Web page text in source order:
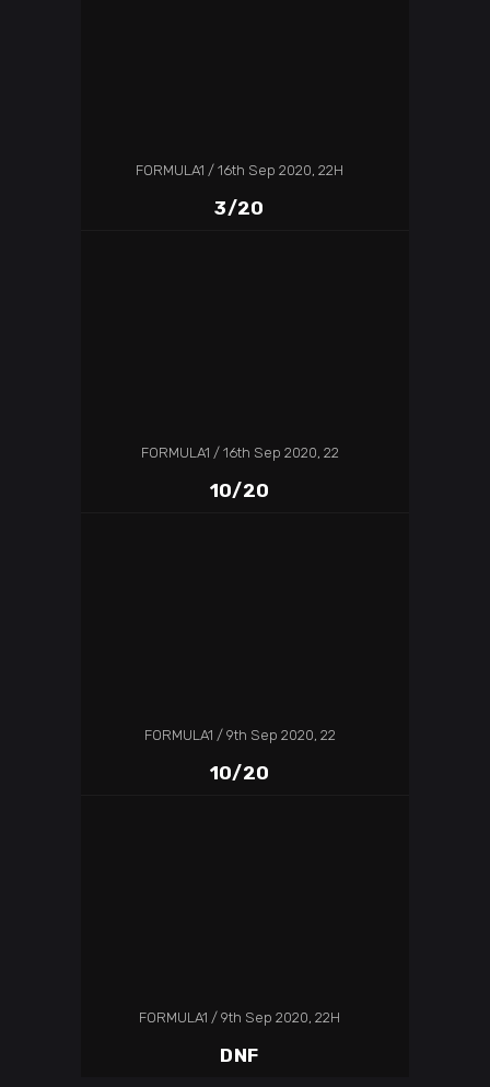
FORMULA1 16th Sep 2020, 22H
3/20
FORMULA1 16th Sep 2020, 22
10/20
FORMULA1 9th Sep 2020, 22
10/20
FORMULA1 9th Sep 2020, 22H
DNF